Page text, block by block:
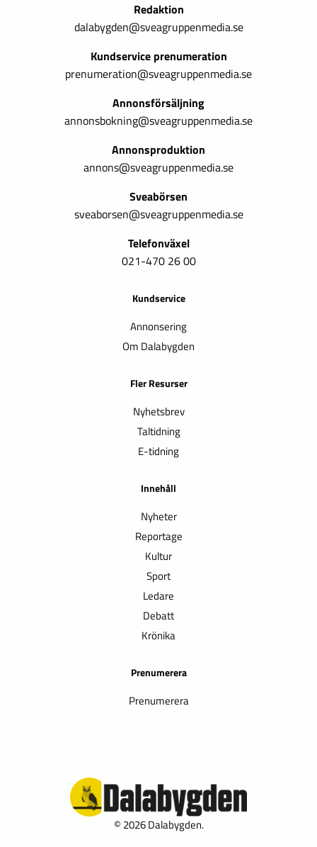
Redaktion
dalabygden@sveagruppenmedia.se
Kundservice prenumeration
prenumeration@sveagruppenmedia.se
Annonsförsäljning
annonsbokning@sveagruppenmedia.se
Annonsproduktion
annons@sveagruppenmedia.se
Sveabörsen
sveaborsen@sveagruppenmedia.se
Telefonväxel
021-470 26 00
Kundservice
Annonsering
Om Dalabygden
Fler Resurser
Nyhetsbrev
Taltidning
E-tidning
Innehåll
Nyheter
Reportage
Kultur
Sport
Ledare
Debatt
Krönika
Prenumerera
Prenumerera
© 2026 Dalabygden.